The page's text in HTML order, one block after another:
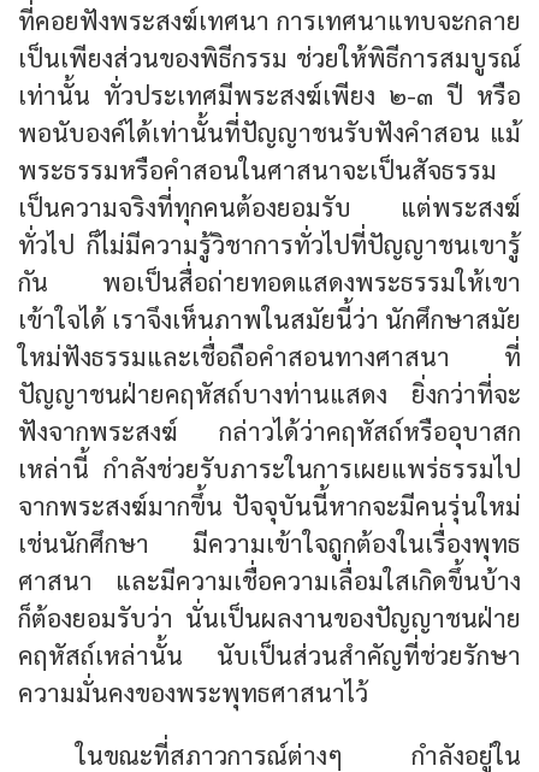
ที่คอยฟังพระสงฆ์เทศนา การเทศนาแทบจะกลาย
เป็นเพียงส่วนของพิธีกรรม ช่วยให้พิธีการสมบูรณ์
เท่านั้น ทั่วประเทศมีพระสงฆ์เพียง ๒-๓ ปี หรือ
พอนับองค์ได้เท่านั้นที่ปัญญาชนรับฟังคำสอน แม้
พระธรรมหรือคำสอนในศาสนาจะเป็นสัจธรรม
เป็นความจริงที่ทุกคนต้องยอมรับ แต่พระสงฆ์
ทั่วไป ก็ไม่มีความรู้วิชาการทั่วไปที่ปัญญาชนเขารู้
กัน พอเป็นสื่อถ่ายทอดแสดงพระธรรมให้เขา
เข้าใจได้ เราจึงเห็นภาพในสมัยนี้ว่า นักศึกษาสมัย
ใหม่ฟังธรรมและเชื่อถือคำสอนทางศาสนา ที่
ปัญญาชนฝ่ายคฤหัสถ์บางท่านแสดง ยิ่งกว่าที่จะ
ฟังจากพระสงฆ์ กล่าวได้ว่าคฤหัสถ์หรืออุบาสก
เหล่านี้ กำลังช่วยรับภาระในการเผยแพร่ธรรมไป
จากพระสงฆ์มากขึ้น ปัจจุบันนี้หากจะมีคนรุ่นใหม่
เช่นนักศึกษา มีความเข้าใจถูกต้องในเรื่องพุทธ
ศาสนา และมีความเชื่อความเลื่อมใสเกิดขึ้นบ้าง
ก็ต้องยอมรับว่า นั่นเป็นผลงานของปัญญาชนฝ่าย
คฤหัสถ์เหล่านั้น นับเป็นส่วนสำคัญที่ช่วยรักษา
ความมั่นคงของพระพุทธศาสนาไว้
ในขณะที่สภาวการณ์ต่างๆ กำลังอยู่ใน